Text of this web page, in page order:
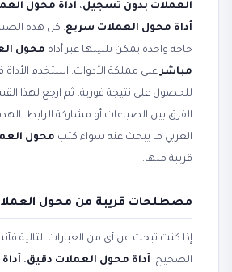
العملات بدون تسجيل، أداة محول
أداة محول العملات سريع. كل هذه
حاجة واحدة يمكن تلبيتها عبر أداة
مباشرعلى مملكة الأدوات. استخدم
للحصول على نتيجة فورية، ثم ارجع لهذا
الفرق بين الصياغات أو مشاركة الرابط.
العربي ما يبحث عنه سواء كتب محول
قريبة منها.
مصطلحات قريبة من محول
إذا كنت تبحث عن أي من العبارات التالية
الصحيح: أداة محول العملات دقيق،